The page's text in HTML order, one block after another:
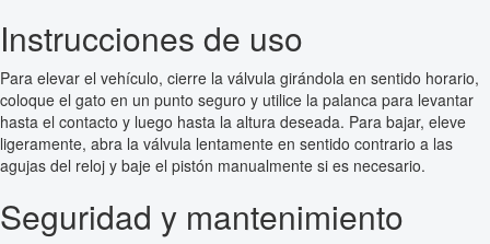
Instrucciones de uso
Para elevar el vehículo, cierre la válvula girándola en sentido horario,
coloque el gato en un punto seguro y utilice la palanca para levantar
hasta el contacto y luego hasta la altura deseada. Para bajar, eleve
ligeramente, abra la válvula lentamente en sentido contrario a las
agujas del reloj y baje el pistón manualmente si es necesario.
Seguridad y mantenimiento